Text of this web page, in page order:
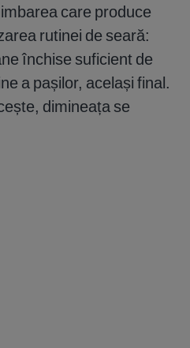
care produce
rutinei de seară:
închise suficient de
a pașilor, același final.
dimineața se